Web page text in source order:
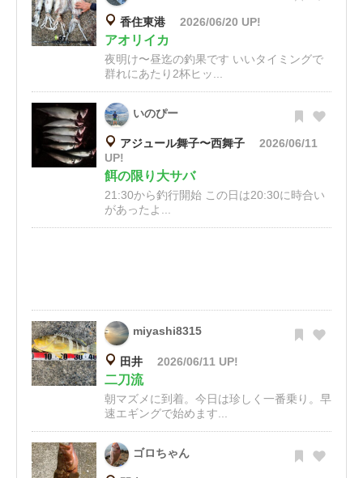
香住東港 2026/06/20 UP!
アオリイカ
夜明け〜昼迄の釣果です いいタイミングで
群れにあたり2杯ヒッ...
いのぴー
アジュール舞子〜西舞子
2026/06/11
UP!
餌の限り大サバ
21:30から釣行開始 この日は20:30に時合い
があったよ...
miyashi8315
田井 2026/06/11 UP!
二刀流
朝マズメに到着。今日は珍しく一番乗り。早
速エギングで始めます...
ゴロちゃん